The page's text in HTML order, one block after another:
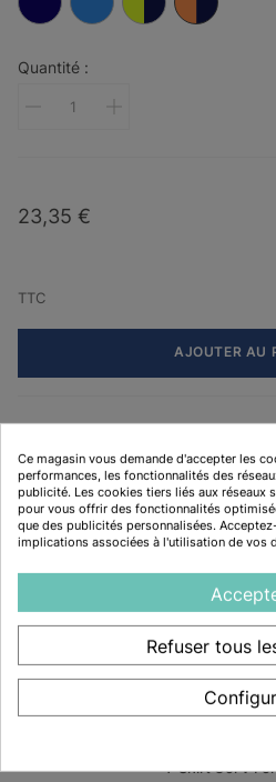
marine
roi
Quantité :
23,35 €
TTC
AJOUTER AU
Disponibilité :En Stock
Complétez
T-Shirt Col V
Ce magasin vous demande d'accepter les
performances, les fonctionnalités des
publicité. Les cookies tiers liés aux réseaux
pour vous offrir des fonctionnalités
que des publicités personnalisées.
implications associées à l'utilisation de vos
Refuser tous